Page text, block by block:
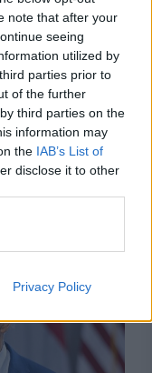
note that after your
seeing
utilized by
parties prior to
of the further
third parties on the
information may
the IAB’s List of
disclose it to other
Privacy Policy